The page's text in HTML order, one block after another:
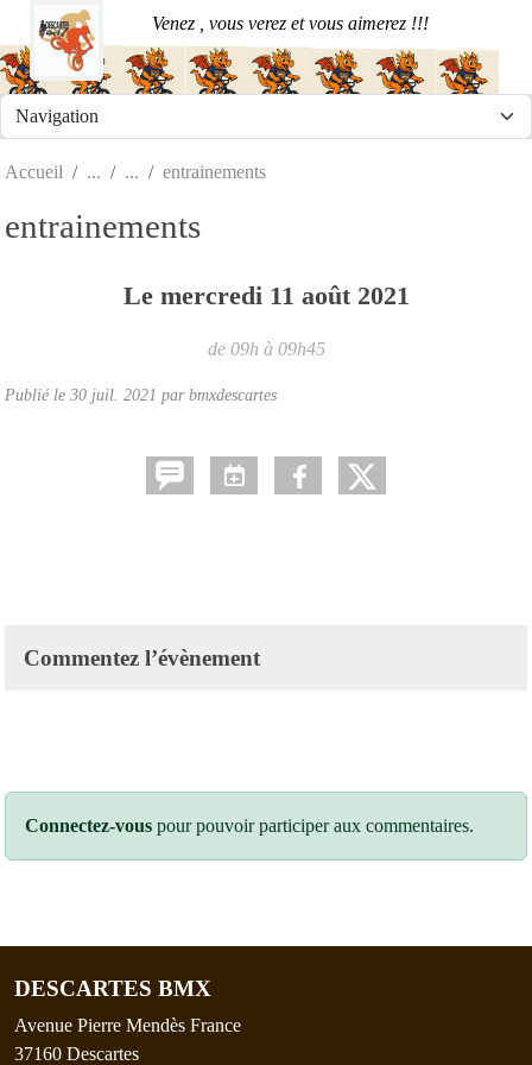
Venez , vous verez et vous aimerez !!!
Accueil entrainements
entrainements
Le mercredi 11 août 2021
de 09h à 09h45
Publié le 30 juil. 2021 parbmxdescartes
Commentez l’évènement
Connectez-vous pour pouvoir participer aux commentaires.
DESCARTES BMX
Avenue Pierre Mendès France
37160 Descartes
Panneau de gestion des cookies